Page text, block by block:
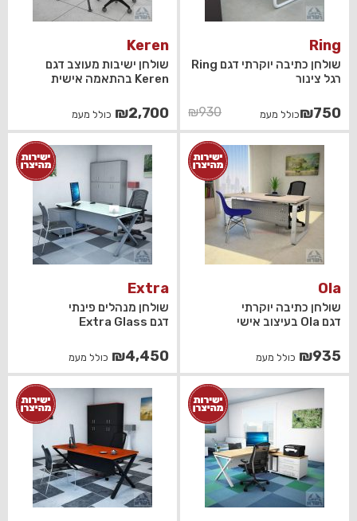
Ring
שולחן כתיבה יוקרתי דגם Ring
רגל צינור
₪930
המחיר
המקורי
היה:
₪930.
₪750
המחיר
הנוכחי
הוא:
₪750.
כולל מעמ
Keren
שולחן ישיבות מעוצב דגם
Keren בהתאמה אישית
₪2,700 כולל מעמ
Ola
שולחן כתיבה יוקרתי
דגם Ola בעיצוב אישי
₪935 כולל מעמ
Extra
שולחן מנהלים פינתי
דגם Extra Glass
₪4,450 כולל מעמ